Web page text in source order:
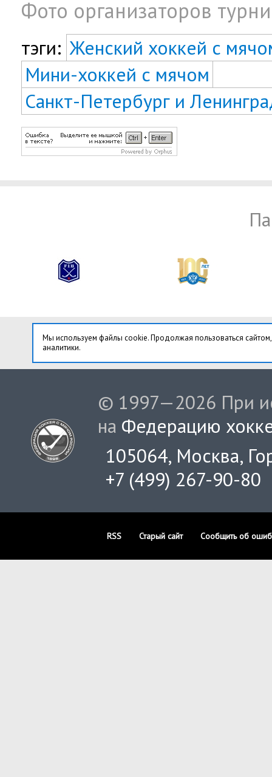
Фото организаторов
тэги: Женский хоккей с
Мини-хоккей с мячом
Санкт-Петербург и
Мы используем файлы cookie. Продолжая пользоваться
аналитики.
© 1997—2026 При
на Федерацию
105064, Москва,
+7 (499) 267-90-80
RSS Старый сайт Сообщить об